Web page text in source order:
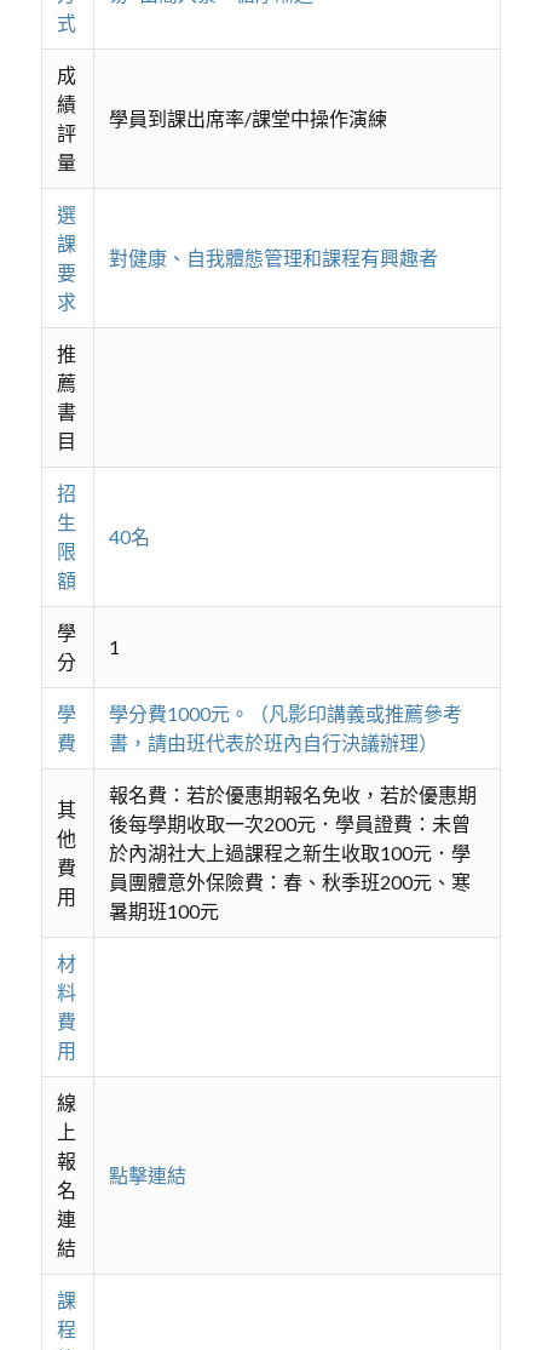
式
成
績
評
量
學員到課出席率/課堂中操作演練
選
課
要
求
對健康、自我體態管理和課程有興趣者
推
薦
書
目
招
生
限
額
40名
學
分
1
學
費
學分費1000元。（凡影印講義或推薦參考
書，請由班代表於班內自行決議辦理）
其
他
費
用
報名費：若於優惠期報名免收，若於優惠期
後每學期收取一次200元．學員證費：未曾
於內湖社大上過課程之新生收取100元．學
員團體意外保險費：春、秋季班200元、寒
暑期班100元
材
料
費
用
線
上
報
名
連
結
點擊連結
課
程